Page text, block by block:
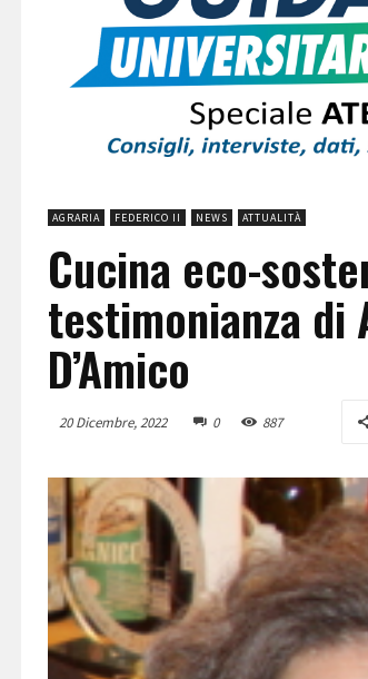
AGRARIA FEDERICO II NEWS ATTUALITÀ
Cucina eco-
testimonianza di
D’Amico
20 Dicembre, 2022 0 887